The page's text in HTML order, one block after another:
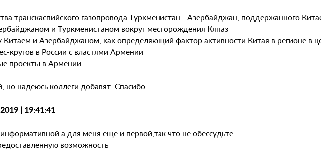
транскаспийского газопровода Туркменистан - Азербайджан, поддержанного
и Туркменистаном вокруг месторождения Кяпаз
и Азербайджаном, как определяющий фактор активности Китая в регионе в
кругов в России с властями Армении
проекты в Армении
но надеюсь коллеги добавят. Спасибо
| 19:41:41
а для меня еще и первой,так что не обессудьте.
возможность